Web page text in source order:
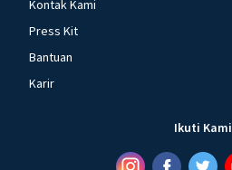
Kontak Kami
Press Kit
Bantuan
Karir
Ikuti Kami